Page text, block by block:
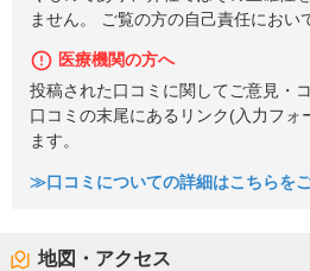
ません。 ご覧の方の自己責任におい
医療機関の方へ
投稿された口コミに関してご意見・
口コミの末尾にあるリンク(入力フォ
ます。
≫口コミについての詳細はこちらをご
地図・アクセス